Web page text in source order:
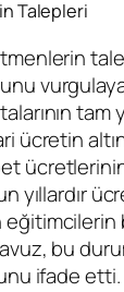
Talepleri
tam
ücretin
yıllardır
bu
ifade etti.